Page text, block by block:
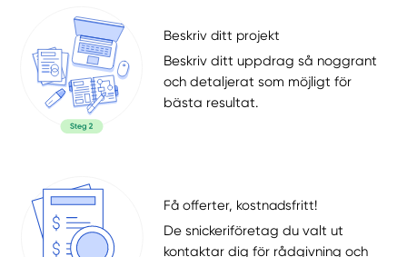
Beskriv ditt projekt
Beskriv ditt uppdrag så noggrant
och detaljerat som möjligt för
bästa resultat.
Få offerter, kostnadsfritt!
De snickeriföretag du valt ut
kontaktar dig för rådgivning och